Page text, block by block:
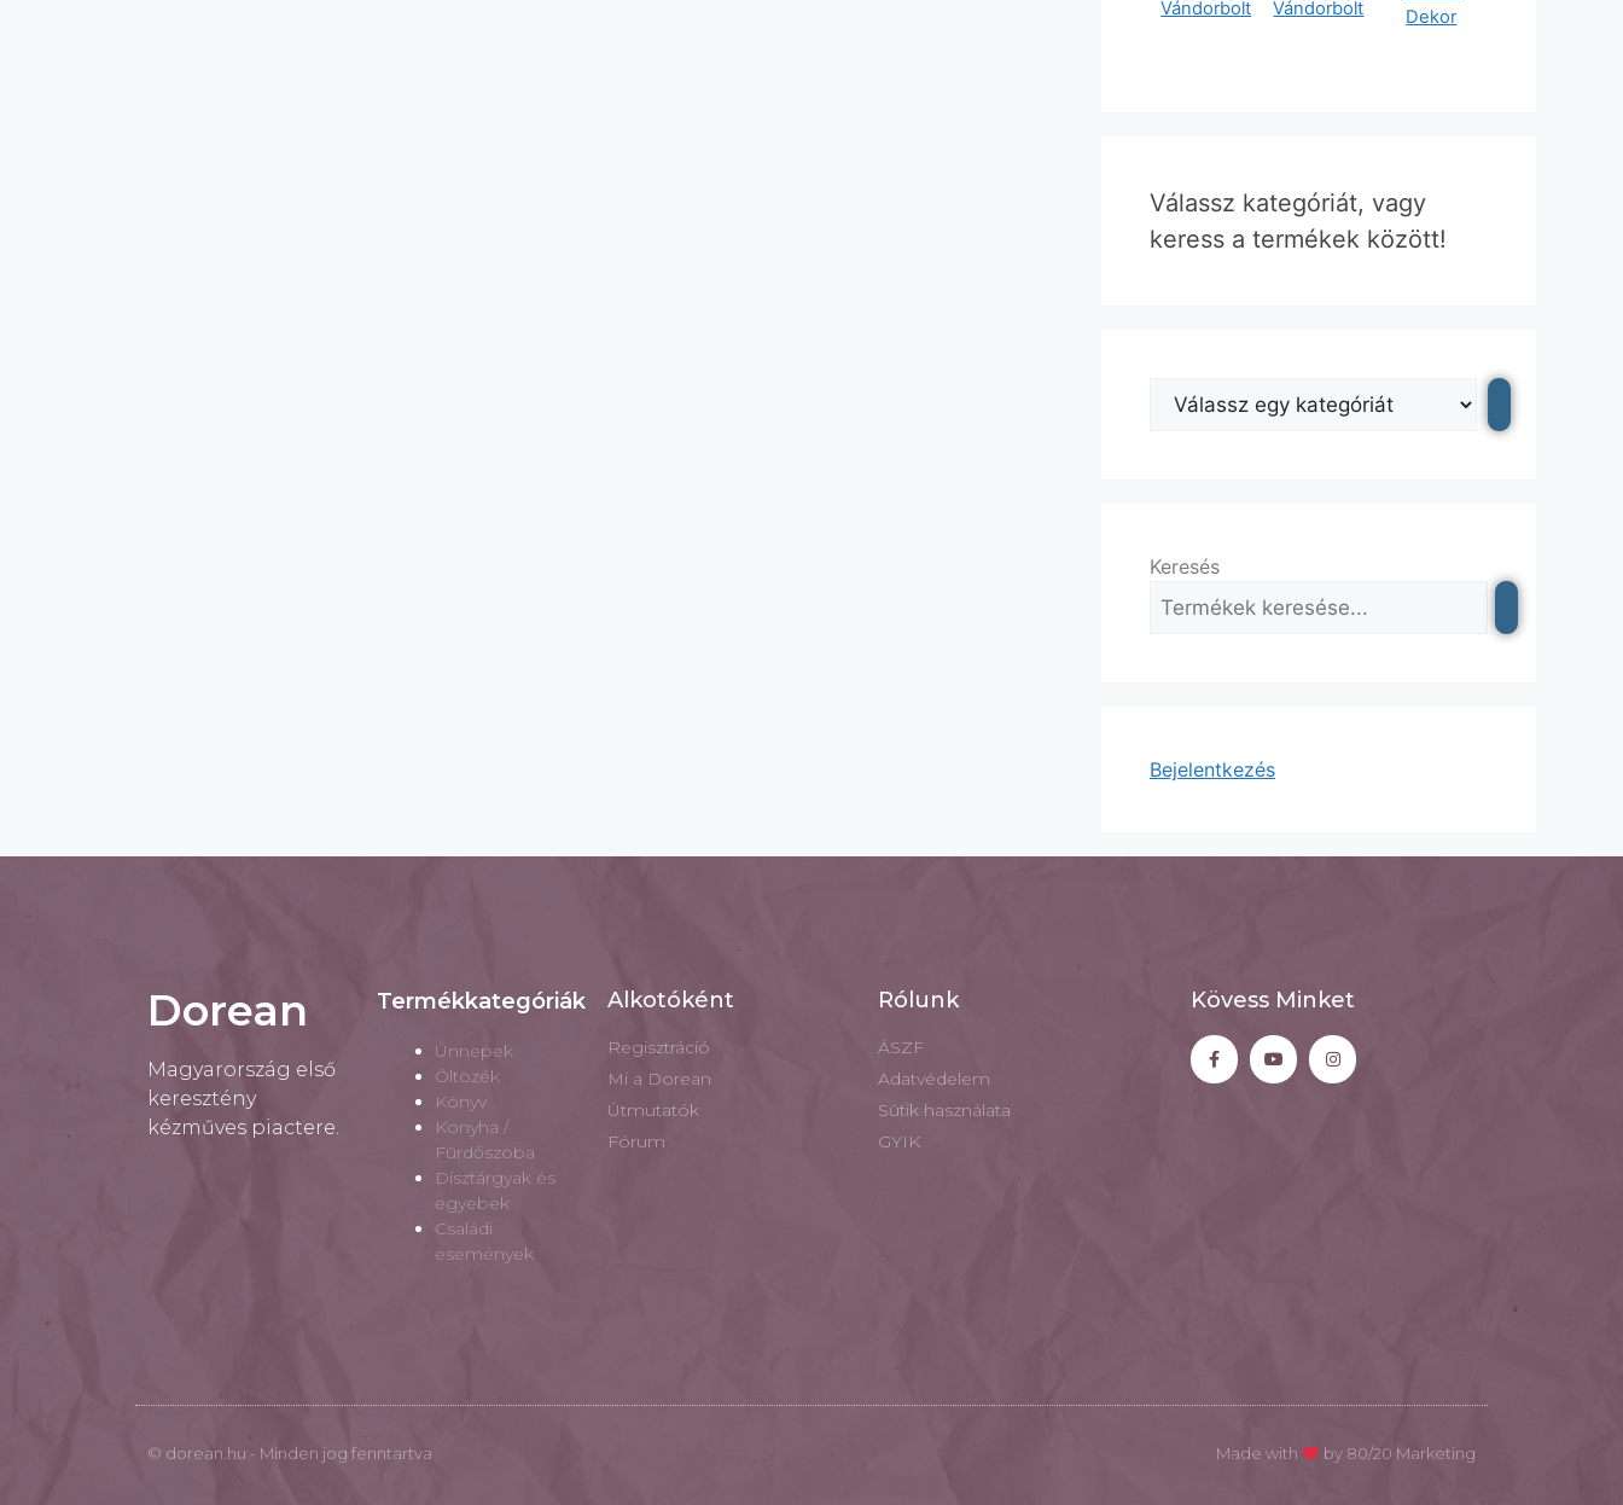
Vándorbolt
Vándorbolt
Dekor
Válassz kategóriát, vagy
keress a termékek között!
Keresés
Bejelentkezés
Dorean
Magyarország első
keresztény
kézműves piactere.
Termékkategóriák
Ünnepek
Öltözék
Könyv
Konyha /
Fürdőszoba
Dísztárgyak és
egyebek
Családi
események
Alkotóként
Regisztráció
Mi a Dorean
Útmutatók
Fórum
Rólunk
ÁSZF
Adatvédelem
Sütik használata
GYIK
Kövess Minket
© dorean.hu - Minden jog fenntartva Made with by 80/20 Marketing